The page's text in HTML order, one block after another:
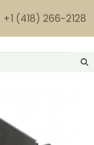
+1 (418) 266-2128